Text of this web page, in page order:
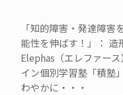
「知的障害・発達障
能性を伸ばす！」： 造
Elephas（エレファー
イン個別学習塾「積塾
わやかに・・・